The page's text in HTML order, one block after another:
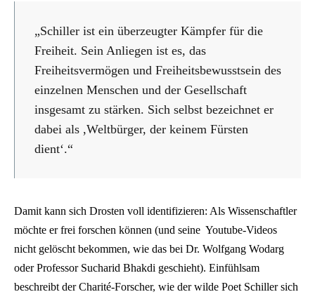
„Schiller ist ein überzeugter Kämpfer für die
Freiheit. Sein Anliegen ist es, das
Freiheitsvermögen und Freiheitsbewusstsein des
einzelnen Menschen und der Gesellschaft
insgesamt zu stärken. Sich selbst bezeichnet er
dabei als ,Weltbürger, der keinem Fürsten
dient‘.“
Damit kann sich Drosten voll identifizieren: Als Wissenschaftler
möchte er frei forschen können (und seine Youtube-Videos
nicht gelöscht bekommen, wie das bei Dr. Wolfgang Wodarg
oder Professor Sucharid Bhakdi geschieht). Einfühlsam
beschreibt der Charité-Forscher, wie der wilde Poet Schiller sich